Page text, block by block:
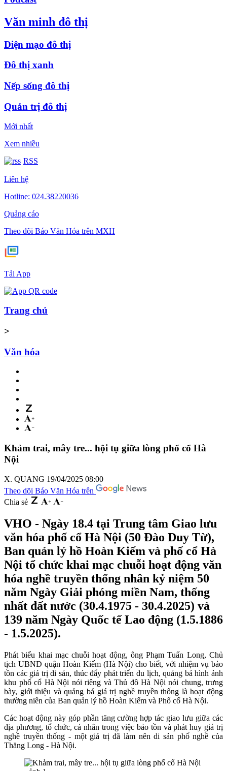
Văn minh đô thị
Diện mạo đô thị
Đô thị xanh
Nếp sống đô thị
Quản trị đô thị
Mới nhất
Xem nhiều
RSS
Liên hệ
Hotline: 024.38220036
Quảng cáo
Theo dõi Báo Văn Hóa trên MXH
Tải App
Trang chủ
>
Văn hóa
Khảm trai, mây tre... hội tụ giữa lòng phố cổ Hà
Nội
X. QUANG 19/04/2025 08:00
Theo dõi Báo Văn Hóa trên
Chia sẻ
VHO - Ngày 18.4 tại Trung tâm Giao lưu
văn hóa phố cổ Hà Nội (50 Đào Duy Từ),
Ban quản lý hồ Hoàn Kiếm và phố cổ Hà
Nội tổ chức khai mạc chuỗi hoạt động văn
hóa nghề truyền thống nhân kỷ niệm 50
năm Ngày Giải phóng miền Nam, thống
nhất đất nước (30.4.1975 - 30.4.2025) và
139 năm Ngày Quốc tế Lao động (1.5.1886
- 1.5.2025).
Phát biểu khai mạc chuỗi hoạt động, ông Phạm Tuấn Long, Chủ
tịch UBND quận Hoàn Kiếm (Hà Nội) cho biết, với nhiệm vụ bảo
tồn các giá trị di sản, thúc đẩy phát triển du lịch, quảng bá hình ảnh
khu phố cổ Hà Nội nói riêng và Thủ đô Hà Nội nói chung, trưng
bày, giới thiệu và quảng bá giá trị nghề truyền thống là hoạt động
thường niên của Ban quản lý hồ Hoàn Kiếm và Phố cổ Hà Nội.
Các hoạt động này góp phần tăng cường hợp tác giao lưu giữa các
địa phương, tổ chức, cá nhân trong việc bảo tồn và phát huy giá trị
nghề truyền thống - một giá trị đã làm nên di sản phố nghề của
Thăng Long - Hà Nội.